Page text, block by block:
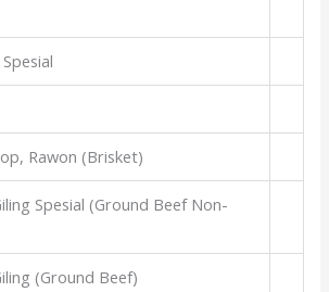
Rawon (Brisket)
Spesial (Ground Beef Non-
(Ground Beef)